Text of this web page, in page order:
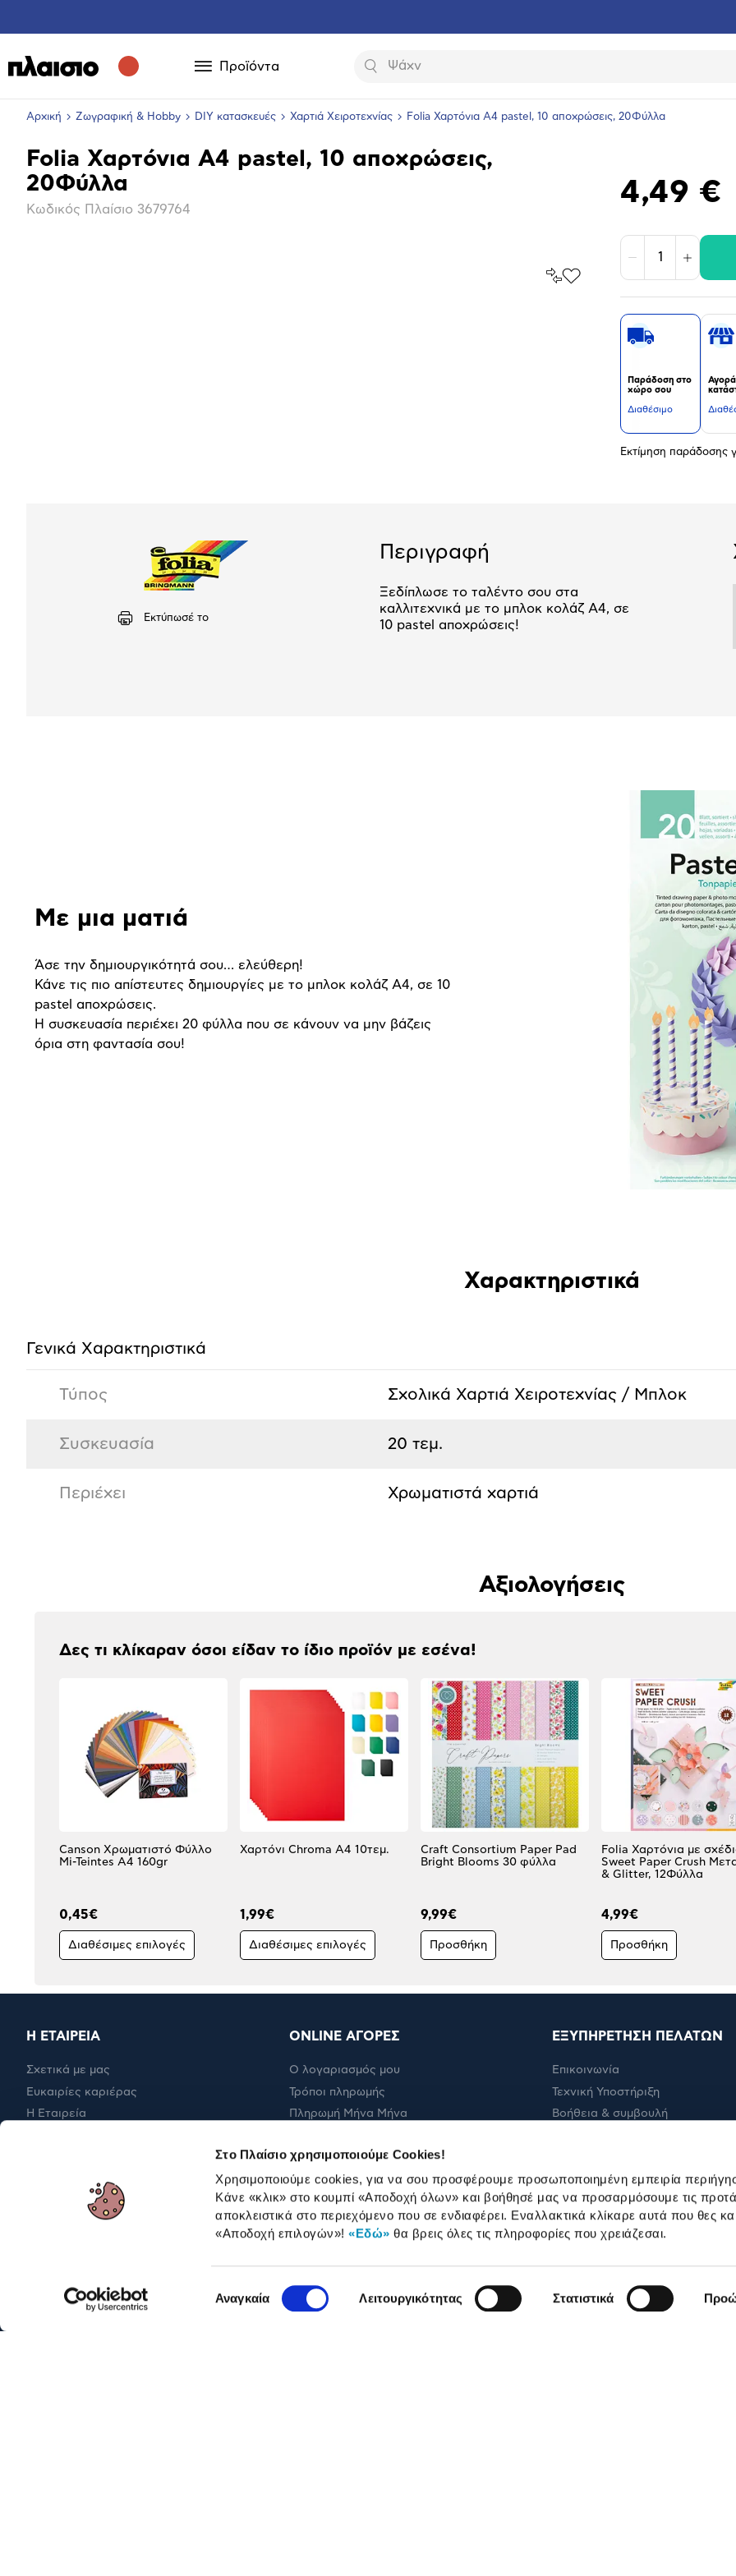
Στο Πλαίσιο χρησιμοποιούμε Cookies!
Χρησιμοποιούμε cookies, για να σου προσφέρουμε προσωποποιημένη εμπειρία
Κάνε «κλικ» στο κουμπί «Αποδοχή όλων» και βοήθησέ μας να προσαρμόσουμε τις
αποκλειστικά στο περιεχόμενο που σε ενδιαφέρει. Εναλλακτικά κλίκαρε αυτά που θες
«Αποδοχή επιλογών»!«Εδώ» θα βρεις όλες τις πληροφορίες που χρειάζεσαι.
συγκατάθεσης
Αναγκαία Λειτουργικότητας Στατιστικά
Προϊόντα Αναζήτηση
Αρχική Ζωγραφική & Hobby DIY κατασκευές Χαρτιά Χειροτεχνίας Folia Χαρτόνια Α4 pastel, 10 αποχρώσεις, 20Φύλλα
Βασικά
χαρακτηριστικά
Folia Χαρτόνια Α4 pastel, 10 αποχρώσεις,
20Φύλλα
Κωδικός Πλαίσιο 3679764
Σύγκρινέ
Προσθήκη
4,49 €
Μείωση Αύξηση
Παράδοση στο
χώρο σου
Διαθέσιμο
Εκτίμηση παράδοσης
Εκτύπωσέ το
Περιγραφή
Ξεδίπλωσε το ταλέντο σου στα
καλλιτεχνικά με το μπλοκ κολάζ Α4, σε
10 pastel αποχρώσεις!
Με μια ματιά
Άσε την δημιουργικότητά σου… ελεύθερη!
Κάνε τις πιο απίστευτες δημιουργίες με το μπλοκ κολάζ Α4, σε 10
pastel αποχρώσεις.
Η συσκευασία περιέχει 20 φύλλα που σε κάνουν να μην βάζεις
όρια στη φαντασία σου!
Χαρακτηριστικά
Γενικά Xαρακτηριστικά
Τύπος Σχολικά Χαρτιά Χειροτεχνίας / Μπλοκ
Συσκευασία 20 τεμ.
Περιέχει Χρωματιστά χαρτιά
Αξιολογήσεις
Δες τι κλίκαραν όσοι είδαν το ίδιο προϊόν με εσένα!
Canson Χρωματιστό Φύλλο
Mi-Teintes Α4 160gr
0,45€
Διαθέσιμες επιλογές
Χαρτόνι Chroma Α4 10τεμ.
1,99€
Διαθέσιμες επιλογές
Craft Consortium Paper Pad
Bright Blooms 30 φύλλα
9,99€
Προσθήκη
Folia Χαρτόνια με
Sweet Paper Crush
& Glitter, 12Φύλλα
4,99€
Προσθήκη
Η ΕΤΑΙΡΕΙΑ
Σχετικά με μας
Ευκαιρίες καριέρας
Η Εταιρεία
ONLINE ΑΓΟΡΕΣ
Ο λογαριασμός μου
Τρόποι πληρωμής
Πληρωμή Μήνα Μήνα
Επιστροφές
ΕΞΥΠΗΡΕΤΗΣΗ ΠΕΛΑΤΩΝ
Επικοινωνία
Τεχνική Υποστήριξη
Βοήθεια & συμβουλή
Όροι εμπορικών ενεργειών
Καταστήματα
ΓΙΑ ΕΠΑΓΓΕΛΜΑΤΙΕΣ